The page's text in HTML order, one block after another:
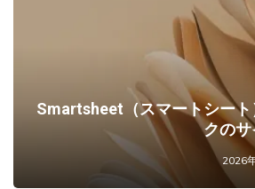
Smartsheet（スマートシー
クの
2026